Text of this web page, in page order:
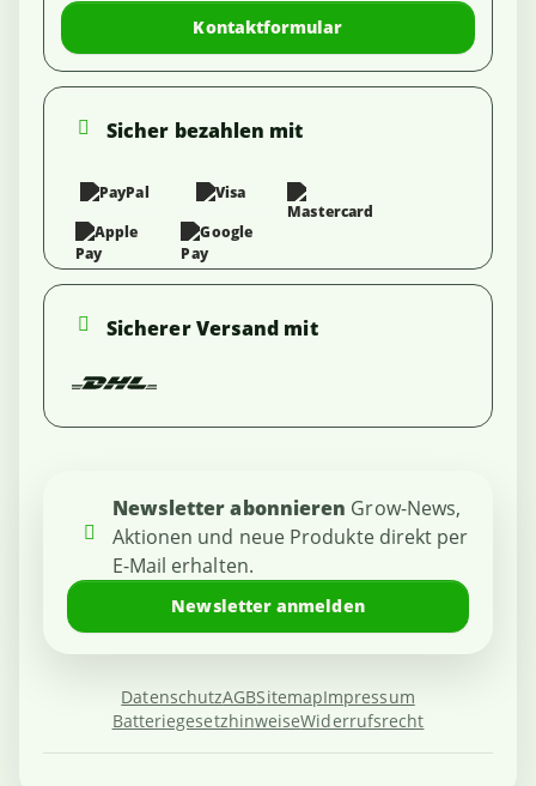
Kontaktformular
Sicher bezahlen mit
Sicherer Versand mit
Newsletter abonnieren Grow-News,
Aktionen und neue Produkte direkt per
E-Mail erhalten.
Newsletter anmelden
DatenschutzAGBSitemapImpressum
BatteriegesetzhinweiseWiderrufsrecht